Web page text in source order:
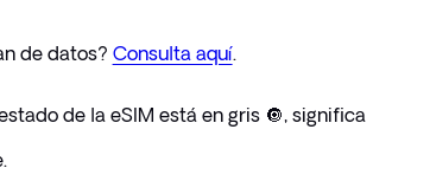
de datos? Consulta aquí.
de la eSIM está en gris 🔘, significa